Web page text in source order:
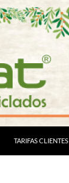
TARIFAS CLIENTES